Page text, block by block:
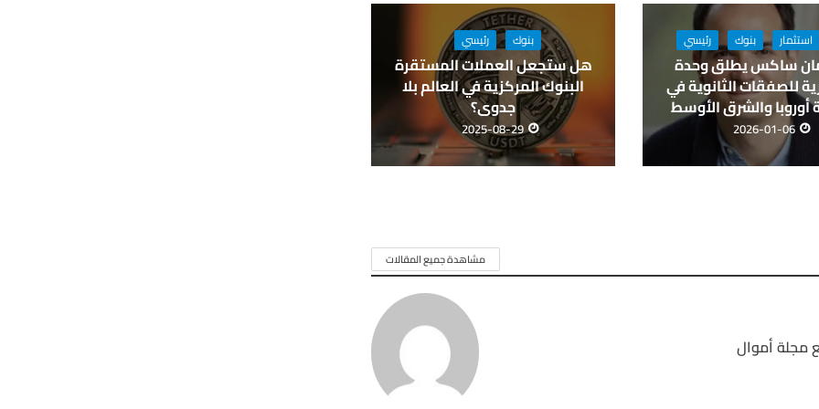
استثمار بنوك رئيسي
ساكس يطلق وحدة
للصفقات الثانوية في
والشرق الأوسط
2026-01-06
بنوك رئيسي
هل ستجعل العملات المستقرة
البنوك المركزية في العالم بلا
جدوى؟
2025-08-29
مشاهدة جميع المقالات
مجلة أموال